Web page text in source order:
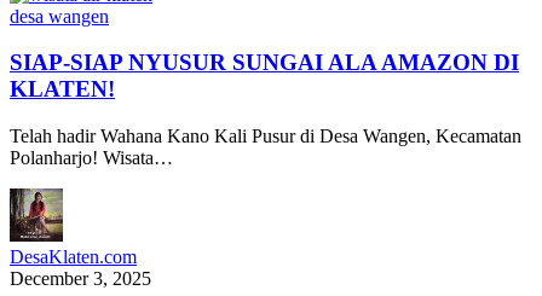
desa wangen
SIAP-SIAP NYUSUR SUNGAI ALA AMAZON DI
KLATEN!
Telah hadir Wahana Kano Kali Pusur di Desa Wangen, Kecamatan
Polanharjo! Wisata…
DesaKlaten.com
December 3, 2025